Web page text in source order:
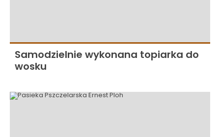
Samodzielnie wykonana topiarka do
wosku